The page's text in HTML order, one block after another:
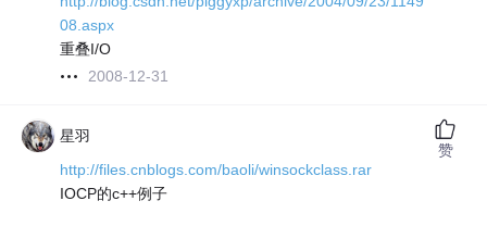
08.aspx
重叠I/O
2008-12-31
星羽
http://files.cnblogs.com/baoli/winsockclass.rar
IOCP的c++例子
赞